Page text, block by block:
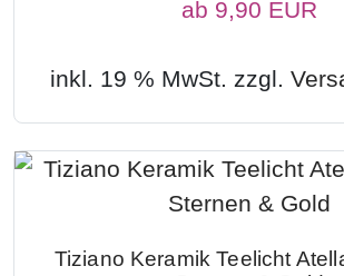
ab 9,90 EUR
inkl. 19 % MwSt. zzgl.
Tiziano Keramik Teelicht